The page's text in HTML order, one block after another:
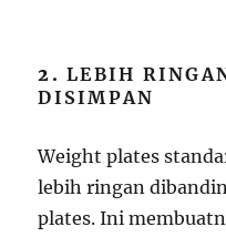
2.LEBIH
DISIMPAN
Weight plates
lebih ringan
plates. Ini